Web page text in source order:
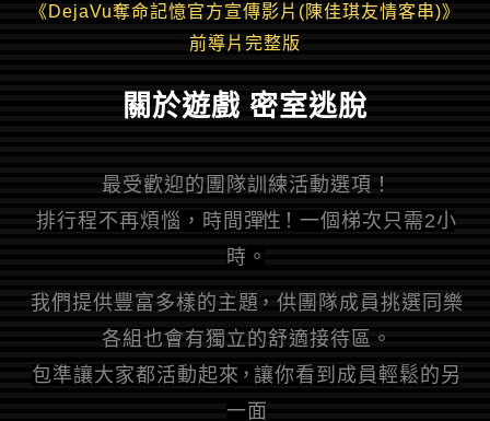
《DejaVu奪命記憶官方宣傳影片(陳佳琪友情客串)》
前導片完整版
關於遊戲 密室逃脫
最 受 歡 迎 的 團 隊 訓 練 活 動 選 項 ！
排 行 程 不 再 煩 惱 ， 時 間 彈性！ 一 個 梯 次 只 需 2 小
時 。
我 們 提 供 豐 富 多 樣 的 主 題， 供 團 隊 成 員 挑 選 同 樂
各 組 也 會 有 獨 立 的 舒 適 接 待 區 。
包 準 讓 大 家 都 活 動 起 來，讓 你 看 到 成 員 輕 鬆 的 另
一 面